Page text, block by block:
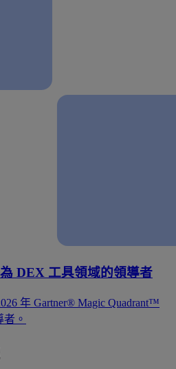
DEX 工具領域的領導者
年 Gartner® Magic Quadrant™
。